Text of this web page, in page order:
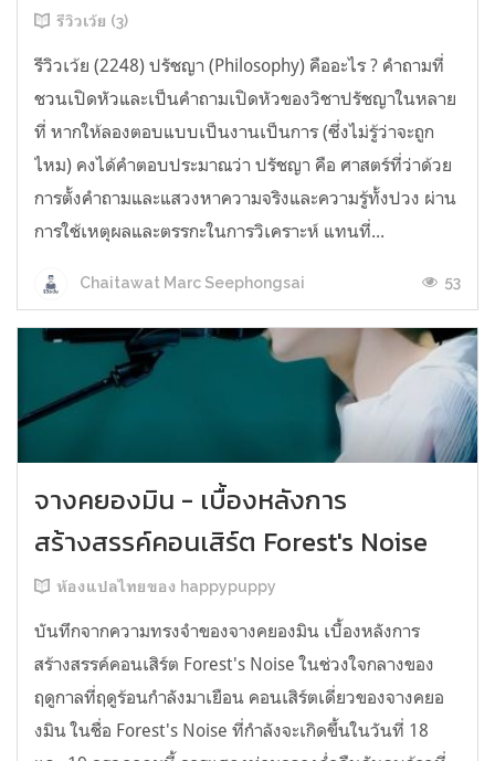
รีวิวเว้ย (3)
รีวิวเว้ย (2248) ปรัชญา (Philosophy) คืออะไร ? คำถามที่
ชวนเปิดหัวและเป็นคำถามเปิดหัวของวิชาปรัชญาในหลาย
ที่ หากให้ลองตอบแบบเป็นงานเป็นการ (ซึ่งไม่รู้ว่าจะถูก
ไหม) คงได้คำตอบประมาณว่า ปรัชญา คือ ศาสตร์ที่ว่าด้วย
การตั้งคำถามและแสวงหาความจริงและความรู้ทั้งปวง ผ่าน
การใช้เหตุผลและตรรกะในการวิเคราะห์ แทนที่...
Chaitawat Marc Seephongsai 53
จางคยองมิน - เบื้องหลังการ
สร้างสรรค์คอนเสิร์ต Forest's Noise
ห้องแปลไทยของ happypuppy
บันทึกจากความทรงจำของจางคยองมิน เบื้องหลังการ
สร้างสรรค์คอนเสิร์ต Forest's Noise ในช่วงใจกลางของ
ฤดูกาลที่ฤดูร้อนกำลังมาเยือน คอนเสิร์ตเดี่ยวของจางคยอ
งมิน ในชื่อ Forest's Noise ที่กำลังจะเกิดขึ้นในวันที่ 18